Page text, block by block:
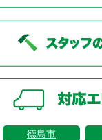
徳島市